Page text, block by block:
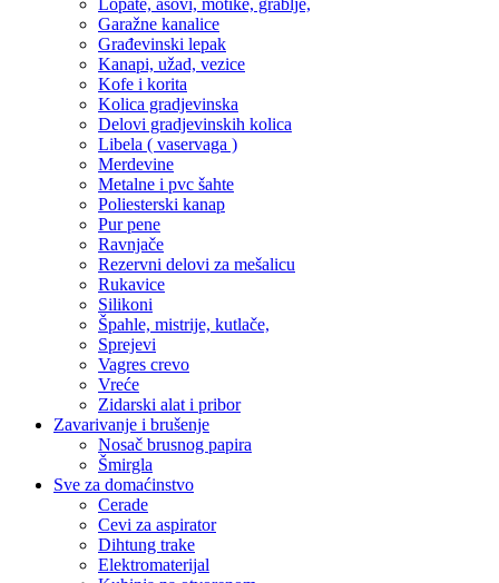
Lopate, ašovi, motike, grablje,
Garažne kanalice
Građevinski lepak
Kanapi, užad, vezice
Kofe i korita
Kolica gradjevinska
Delovi gradjevinskih kolica
Libela ( vaservaga )
Merdevine
Metalne i pvc šahte
Poliesterski kanap
Pur pene
Ravnjače
Rezervni delovi za mešalicu
Rukavice
Silikoni
Špahle, mistrije, kutlače,
Sprejevi
Vagres crevo
Vreće
Zidarski alat i pribor
Zavarivanje i brušenje
Nosač brusnog papira
Šmirgla
Sve za domaćinstvo
Cerade
Cevi za aspirator
Dihtung trake
Elektromaterijal